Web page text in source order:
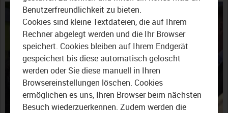
Video
Benutzerfreundlichkeit zu bieten.
Cookies sind kleine Textdateien, die auf Ihrem
Rechner abgelegt werden und die Ihr Browser
speichert. Cookies bleiben auf Ihrem Endgerät
gespeichert bis diese automatisch gelöscht
werden oder Sie diese manuell in Ihren
Browsereinstellungen löschen. Cookies
ermöglichen es uns, Ihren Browser beim nächsten
Besuch wiederzuerkennen. Zudem werden die